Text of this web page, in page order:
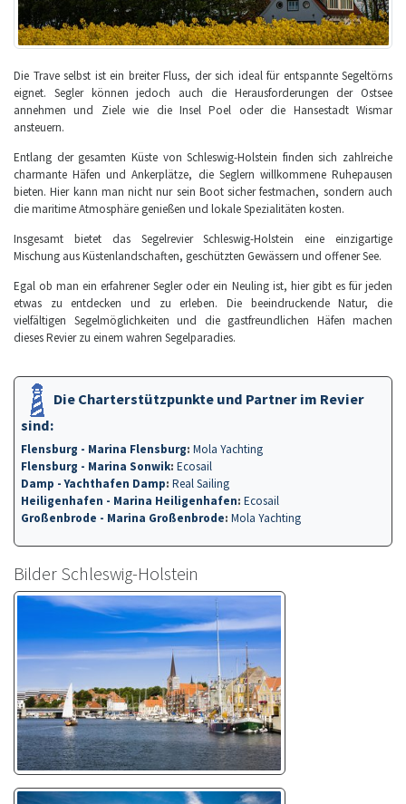
Die Trave selbst ist ein breiter Fluss, der sich ideal für entspannte Segeltörns
eignet. Segler können jedoch auch die Herausforderungen der Ostsee
annehmen und Ziele wie die Insel Poel oder die Hansestadt Wismar
ansteuern.
Entlang der gesamten Küste von Schleswig-Holstein finden sich zahlreiche
charmante Häfen und Ankerplätze, die Seglern willkommene Ruhepausen
bieten. Hier kann man nicht nur sein Boot sicher festmachen, sondern auch
die maritime Atmosphäre genießen und lokale Spezialitäten kosten.
Insgesamt bietet das Segelrevier Schleswig-Holstein eine einzigartige
Mischung aus Küstenlandschaften, geschützten Gewässern und offener See.
Egal ob man ein erfahrener Segler oder ein Neuling ist, hier gibt es für jeden
etwas zu entdecken und zu erleben. Die beeindruckende Natur, die
vielfältigen Segelmöglichkeiten und die gastfreundlichen Häfen machen
dieses Revier zu einem wahren Segelparadies.
Die Charterstützpunkte und Partner im Revier
sind:
Flensburg - Marina Flensburg: Mola Yachting
Flensburg - Marina Sonwik: Ecosail
Damp - Yachthafen Damp: Real Sailing
Heiligenhafen - Marina Heiligenhafen: Ecosail
Großenbrode - Marina Großenbrode: Mola Yachting
Bilder Schleswig-Holstein